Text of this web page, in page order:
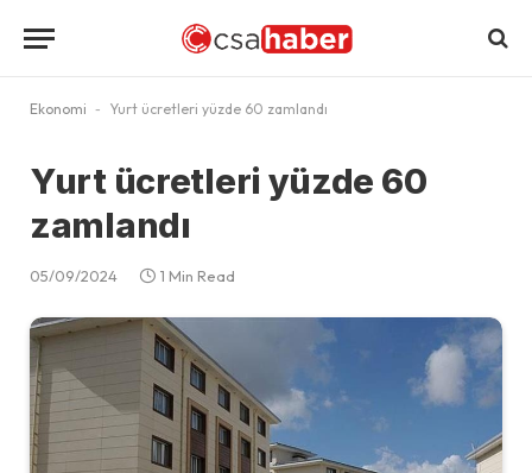
Ekonomi - Yurt ücretleri yüzde 60 zamlandı
Yurt ücretleri yüzde 60
zamlandı
05/09/2024 1 Min Read